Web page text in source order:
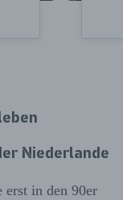
Niederlande
erst in den 90er